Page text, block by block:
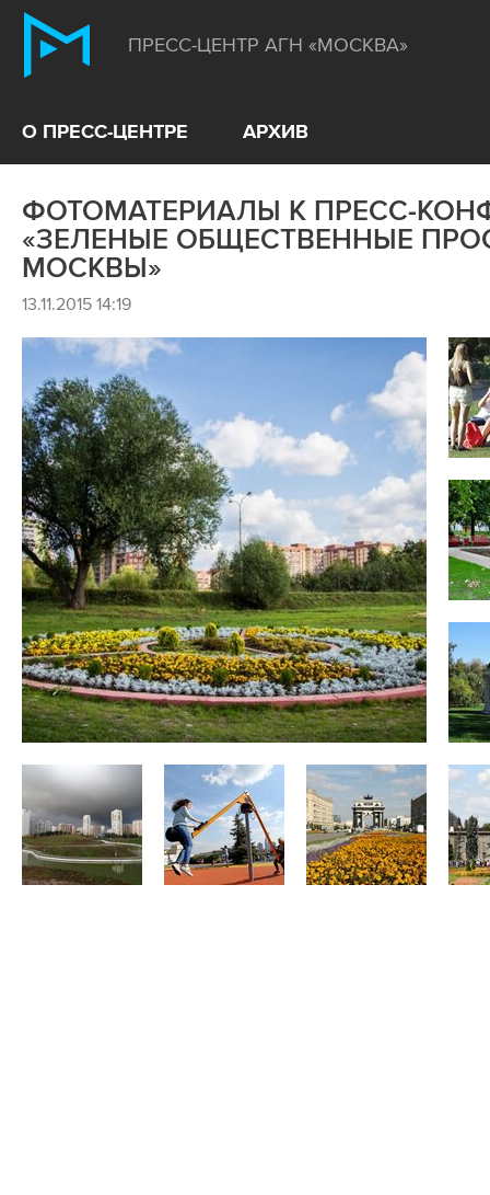
ПРЕСС-ЦЕНТР АГН «МОСКВА»
О ПРЕСС-ЦЕНТРЕ АРХИВ
ФОТОМАТЕРИАЛЫ К ПРЕСС-
«ЗЕЛЕНЫЕ ОБЩЕСТВЕННЫЕ
МОСКВЫ»
13.11.2015 14:19